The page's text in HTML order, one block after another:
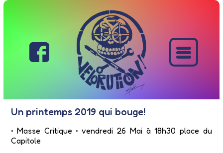
Un printemps 2019 qui bouge!
• Masse Critique • vendredi 26 Mai à 18h30 place du
Capitole